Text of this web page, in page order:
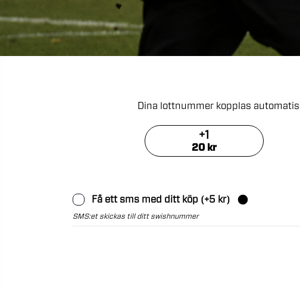
Dina lottnummer kopplas
+1
20kr
Få ett sms med ditt köp (+5 kr)
SMS:et skickas till ditt swishnummer